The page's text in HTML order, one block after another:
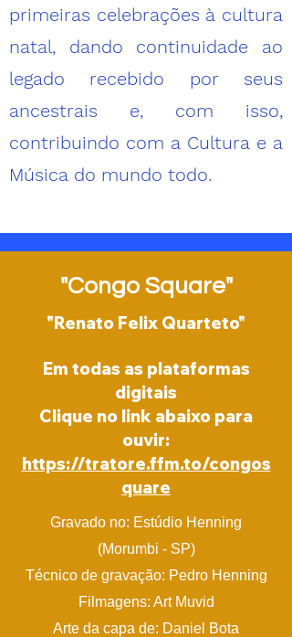
primeiras celebrações à cultura
natal, dando continuidade ao
legado recebido por seus
ancestrais e, com isso,
contribuindo com a Cultura e a
Música do mundo todo.
"Congo Square"
"Renato Felix Quarteto"
Em todas as plataformas
digitais
Clique no link abaixo para
ouvir:
https://tratore.ffm.to/congos
quare
Gravado no: Estúdio Henning
(Morumbi - SP)
Técnico de gravação: Pedro Henning
Filmagens: Art Muvid
Arte da capa de: Daniel Bota